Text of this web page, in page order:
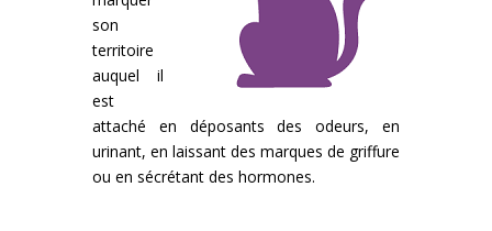
son
territoire
auquel il
est
attaché en déposants des odeurs, en
urinant, en laissant des marques de griffure
ou en sécrétant des hormones.